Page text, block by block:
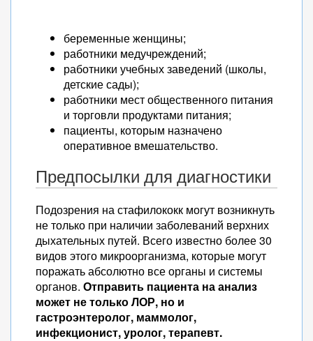
беременные женщины;
работники медучреждений;
работники учебных заведений (школы,
детские сады);
работники мест общественного питания
и торговли продуктами питания;
пациенты, которым назначено
оперативное вмешательство.
Предпосылки для диагностики
Подозрения на стафилококк могут возникнуть
не только при наличии заболеваний верхних
дыхательных путей. Всего известно более 30
видов этого микроорганизма, которые могут
поражать абсолютно все органы и системы
органов. Отправить пациента на анализ
может не только ЛОР, но и
гастроэнтеролог, маммолог,
инфекционист, уролог, терапевт.